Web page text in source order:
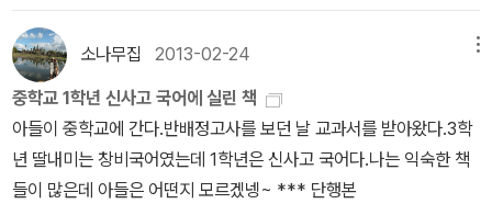
서들이었기에 그랬을 수는 있다. 하지만 아무리 얄팍한 자게서 위주
로 읽는다 쳐도 3년 간 1만권은 말도 되지 않는다고 생각한다. 그것은
저자가 자신의 책들에서, 자신이 독서훈련이 되어 있지 않아 처음 1년
간은 매우 고생했었노라고 고백한 부분이 있어서다. 상당히 공감하면
서 읽은 기억이 있다. 나도 책을 처음 본격적으로 읽기 시작한 후레쉬
맨 시절, 독서 이력이 전무했기 때문에 잡고 읽는 책마다 도무지 무슨
소리인지 알 수 없었고, 읽는 속도도 너무 느렸다. 당시 내 소박한 소
소나무집 2013-02-24
중학교 1학년 신사고 국어에 실린 책
아들이 중학교에 간다.반배정고사를 보던 날 교과서를 받아왔다.3학
년 딸내미는 창비국어였는데 1학년은 신사고 국어다.나는 익숙한 책
들이 많은데 아들은 어떤지 모르겠넹~ *** 단행본